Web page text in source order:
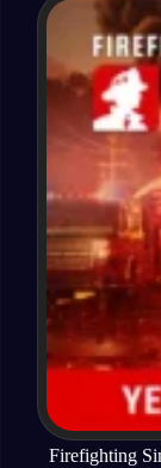
Firefighting